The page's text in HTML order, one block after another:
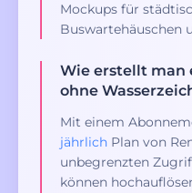
Mockups für
Buswartehäuschen
Wie erstellt man
ohne
Mit einem
jährlich Plan von
unbegrenzten
können